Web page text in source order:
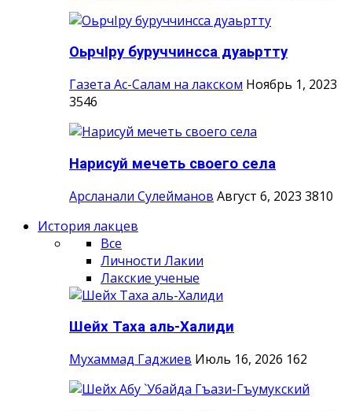
ОьрчIру буруччинсса дуаьртту
Газета Ас-Салам на лакском Ноябрь 1, 2023
3546
Нарисуй мечеть своего села
Арсланали Сулейманов Август 6, 2023 3810
История лакцев
Все
Личности Лакии
Лакские ученые
Шейх Таха аль-Халиди
Мухаммад Гаджиев Июль 16, 2026 162